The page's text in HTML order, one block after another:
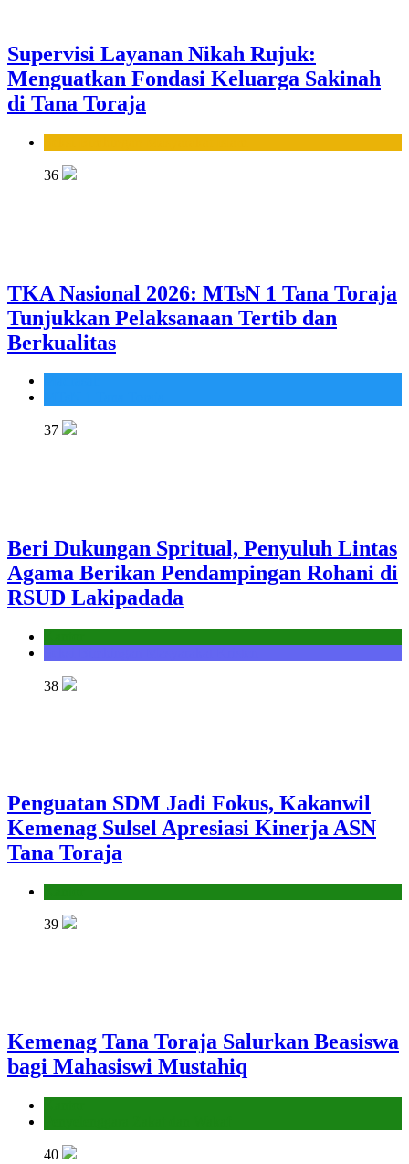
Supervisi Layanan Nikah Rujuk:
Menguatkan Fondasi Keluarga Sakinah
di Tana Toraja
36
TKA Nasional 2026: MTsN 1 Tana Toraja
Tunjukkan Pelaksanaan Tertib dan
Berkualitas
37
Beri Dukungan Spritual, Penyuluh Lintas
Agama Berikan Pendampingan Rohani di
RSUD Lakipadada
38
Penguatan SDM Jadi Fokus, Kakanwil
Kemenag Sulsel Apresiasi Kinerja ASN
Tana Toraja
39
Kemenag Tana Toraja Salurkan Beasiswa
bagi Mahasiswi Mustahiq
40